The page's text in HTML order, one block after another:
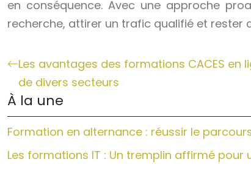
en conséquence. Avec une approche
recherche, attirer un trafic qualifié et rester
Les avantages des formations CACES en
de divers secteurs
À la une
Formation en alternance : réussir le
Les formations IT : Un tremplin affirmé